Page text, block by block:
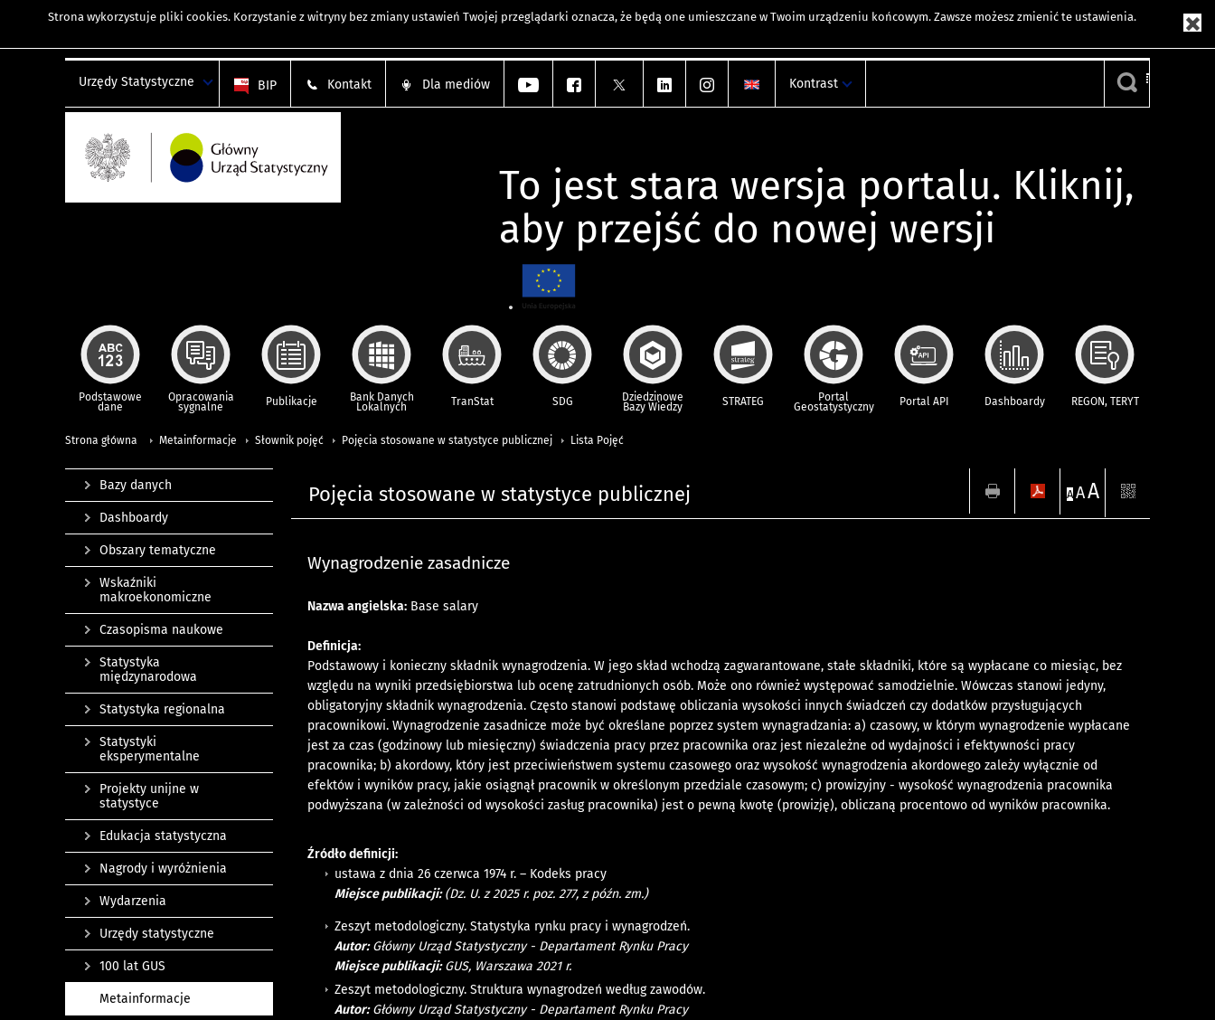
Strona wykorzystuje pliki cookies. Korzystanie z witryny bez zmiany ustawień Twojej przeglądarki oznacza, że będą one umieszczane w Twoim urządzeniu końcowym. Zawsze możesz zmienić te ustawienia.
Urzędy Statystyczne BIP Kontakt Dla mediów Kontrast
To jest stara wersja portalu. Kliknij,
aby przejść do nowej wersji
Podstawowe
dane
Opracowania
sygnalne Publikacje Bank Danych
Lokalnych TranStat SDG Dziedzinowe
Bazy Wiedzy STRATEG Portal
Geostatystyczny Portal API Dashboardy REGON, TERYT
Strona główna Metainformacje Słownik pojęć Pojęcia stosowane w statystyce publicznej Lista Pojęć
Pojęcia stosowane w statystyce publicznej A AA
Wynagrodzenie zasadnicze
Nazwa angielska: Base salary
Definicja:
Podstawowy i konieczny składnik wynagrodzenia. W jego skład wchodzą zagwarantowane, stałe składniki, które są wypłacane co miesiąc, bez
względu na wyniki przedsiębiorstwa lub ocenę zatrudnionych osób. Może ono również występować samodzielnie. Wówczas stanowi jedyny,
obligatoryjny składnik wynagrodzenia. Często stanowi podstawę obliczania wysokości innych świadczeń czy dodatków przysługujących
pracownikowi. Wynagrodzenie zasadnicze może być określane poprzez system wynagradzania: a) czasowy, w którym wynagrodzenie wypłacane
jest za czas (godzinowy lub miesięczny) świadczenia pracy przez pracownika oraz jest niezależne od wydajności i efektywności pracy
pracownika; b) akordowy, który jest przeciwieństwem systemu czasowego oraz wysokość wynagrodzenia akordowego zależy wyłącznie od
efektów i wyników pracy, jakie osiągnął pracownik w określonym przedziale czasowym; c) prowizyjny - wysokość wynagrodzenia pracownika
podwyższana (w zależności od wysokości zasług pracownika) jest o pewną kwotę (prowizję), obliczaną procentowo od wyników pracownika.
Źródło definicji:
ustawa z dnia 26 czerwca 1974 r. – Kodeks pracy
Miejsce publikacji:(Dz. U. z 2025 r. poz. 277, z późn. zm.)
Zeszyt metodologiczny. Statystyka rynku pracy i wynagrodzeń.
Autor:Główny Urząd Statystyczny - Departament Rynku Pracy
Miejsce publikacji:GUS, Warszawa 2021 r.
Zeszyt metodologiczny. Struktura wynagrodzeń według zawodów.
Autor:Główny Urząd Statystyczny - Departament Rynku Pracy
Bazy danych
Dashboardy
Obszary tematyczne
Wskaźniki
makroekonomiczne
Czasopisma naukowe
Statystyka
międzynarodowa
Statystyka regionalna
Statystyki
eksperymentalne
Projekty unijne w
statystyce
Edukacja statystyczna
Nagrody i wyróżnienia
Wydarzenia
Urzędy statystyczne
100 lat GUS
Metainformacje